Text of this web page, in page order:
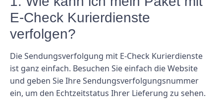
E-Check Kurierdienste
verfolgen?
Die Sendungsverfolgung mit E-Check Kurierdienste
ist ganz einfach. Besuchen Sie einfach die Website
und geben Sie Ihre Sendungsverfolgungsnummer
ein, um den Echtzeitstatus Ihrer Lieferung zu sehen.